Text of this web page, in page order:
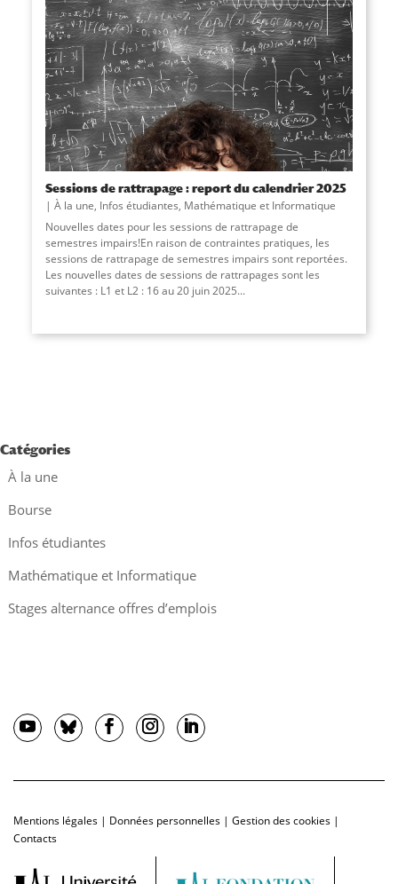
Sessions de rattrapage : report du calendrier 2025
À la une, Infos étudiantes, Mathématique et Informatique
Nouvelles dates pour les sessions de rattrapage de
semestres impairs!En raison de contraintes pratiques, les
sessions de rattrapage de semestres impairs sont reportées.
Les nouvelles dates de sessions de rattrapages sont les
suivantes : L1 et L2 : 16 au 20 juin 2025...
Catégories
À la une
Bourse
Infos étudiantes
Mathématique et Informatique
Stages alternance offres d’emplois
Mentions légales | Données personnelles | Gestion des cookies |
Contacts